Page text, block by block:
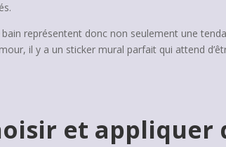
représentent donc non seulement une
il y a un sticker mural parfait qui attend
et appliquer